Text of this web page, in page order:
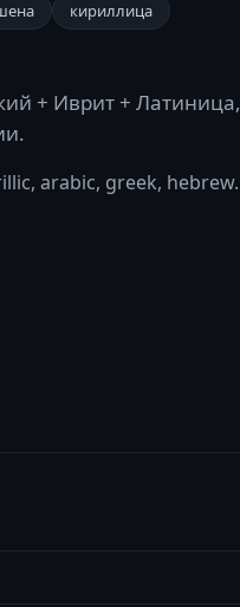
кириллица
+ Иврит + Латиница,
arabic, greek, hebrew.